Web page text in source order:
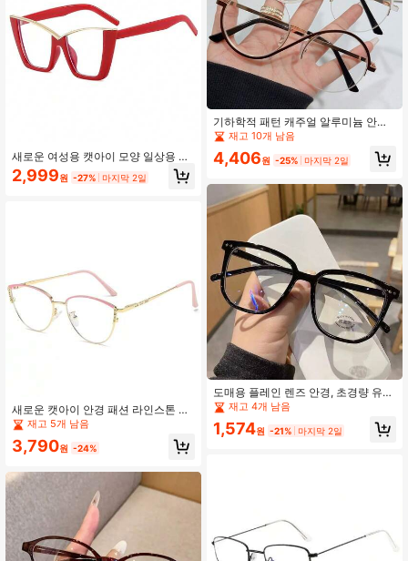
새로운 여성용 캣아이 모양 일상용 버
서타일 안경 패션 메탈 프레임 유럽 &
미국 개인화된 안경
2,999원 -27% 마지막 2일
새로운 캣아이 안경 패션 라인스톤 장
식 재고 5개 남음
3,790원 -24%
기하학적 패턴 캐주얼 알루미늄 안경,
사계절용
재고 10개 남음
4,406원 -25% 마지막 2일
도매용 플레인 렌즈 안경, 초경량 유니
섹스 아이웨어
재고 4개 남음
1,574원 -21% 마지막 2일